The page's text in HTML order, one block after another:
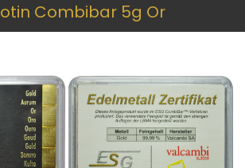
Combibar 5g Or